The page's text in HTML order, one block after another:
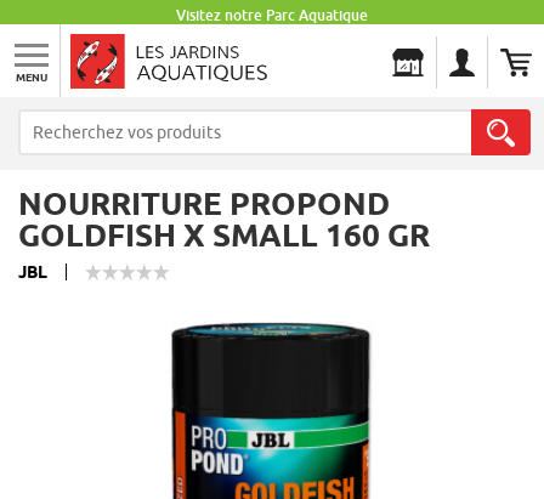
Visitez notre Parc Aquatique
MENU
NOURRITURE PROPOND
GOLDFISH X SMALL 160 GR
JBL